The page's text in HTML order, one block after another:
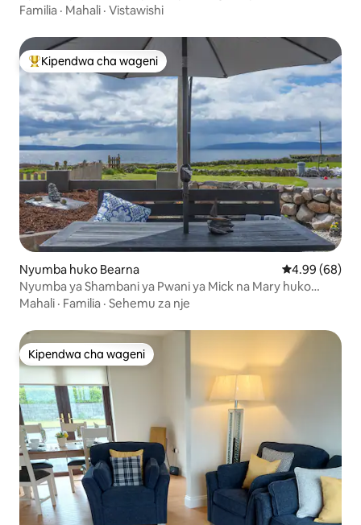
Familia · Mahali · Vistawishi
Kipendwa maarufu cha wageni
Kipendwa cha wageni
Nyumba huko Bearna Ukadiriaji wa
4.99 (68)
Nyumba ya Shambani ya Pwani ya Mick na Mary huko
Barna
Mahali · Familia · Sehemu za nje
Kipendwa cha wageni
Kipendwa cha wageni